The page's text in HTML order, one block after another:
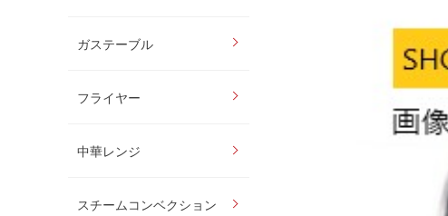
ガステーブル
フライヤー
中華レンジ
スチームコンベクション